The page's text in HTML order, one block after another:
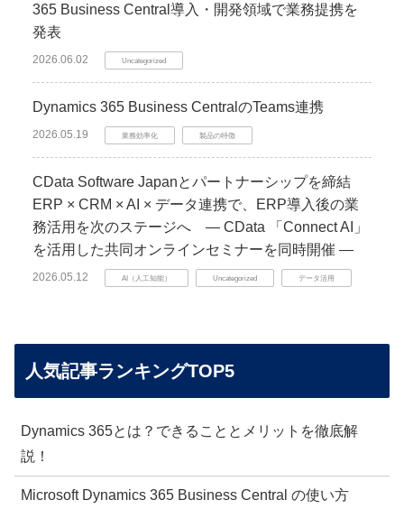
365 Business Central導入・開発領域で業務提携を
発表
2026.06.02 Uncategorized
Dynamics 365 Business CentralのTeams連携
2026.05.19 業務効率化 製品の特徴
CData Software Japanとパートナーシップを締結
ERP × CRM × AI × データ連携で、ERP導入後の業
務活用を次のステージへ ― CData 「Connect AI」
を活用した共同オンラインセミナーを同時開催 ―
2026.05.12 AI（人工知能） Uncategorized データ活用
人気記事ランキングTOP5
Dynamics 365とは？できることとメリットを徹底解
説！
Microsoft Dynamics 365 Business Central の使い方